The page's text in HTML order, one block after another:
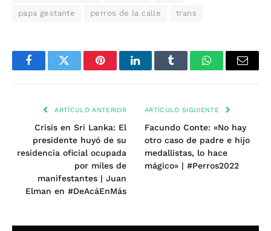
papa gestante perros de la calle trans
FacebookTwitter PinterestLinkedInTumblr WhatsAppEmail
ARTÍCULO ANTERIOR
Crisis en Sri Lanka: El
presidente huyó de su
residencia oficial ocupada
por miles de
manifestantes | Juan
Elman en #DeAcáEnMás
ARTÍCULO SIGUIENTE
Facundo Conte: «No hay
otro caso de padre e hijo
medallistas, lo hace
mágico» | #Perros2022